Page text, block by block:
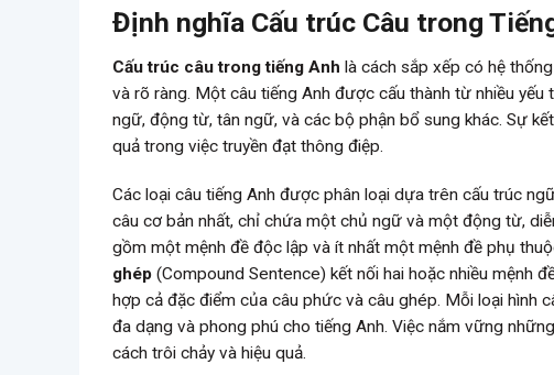
Định nghĩa Cấu trúc Câu trong
Cấu trúc câu trong tiếng Anh là cách sắp xếp có hệ
và rõ ràng. Một câu tiếng Anh được cấu thành từ nhiều
ngữ, động từ, tân ngữ, và các bộ phận bổ sung khác. Sự
quả trong việc truyền đạt thông điệp.
Các loại câu tiếng Anh được phân loại dựa trên cấu trúc
câu cơ bản nhất, chỉ chứa một chủ ngữ và một động từ,
gồm một mệnh đề độc lập và ít nhất một mệnh đề phụ
ghép (Compound Sentence) kết nối hai hoặc nhiều mệnh
hợp cả đặc điểm của câu phức và câu ghép. Mỗi loại hình
đa dạng và phong phú cho tiếng Anh. Việc nắm vững
cách trôi chảy và hiệu quả.